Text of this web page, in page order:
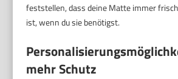
feststellen, dass deine Matte immer
ist, wenn du sie benötigst.
mehr Schutz